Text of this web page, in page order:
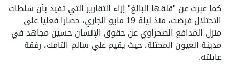
كما عبرت عن "قلقها البالغ" إزاء التقارير التي تفيد بأن سلطات
الاحتلال فرضت، منذ ليلة 19 مايو الجاري، حصارا فعليا على
منزل المدافع الصحراوي عن حقوق الإنسان حسين مجاهد في
مدينة العيون المحتلة، حيث يقيم علي سالم التامك، رفقة
عائلته.